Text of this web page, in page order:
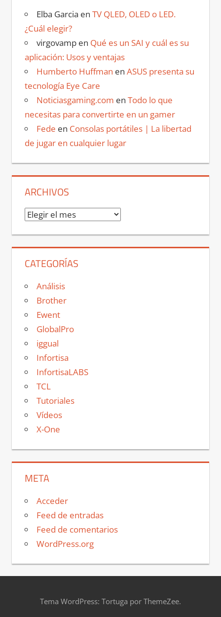
Elba Garcia en TV QLED, OLED o LED.
¿Cuál elegir?
virgovampen Qué es un SAI y cuál es su
aplicación: Usos y ventajas
Humberto Huffman en ASUS presenta su
tecnología Eye Care
Noticiasgaming.com en Todo lo que
necesitas para convertirte en un gamer
Fede en Consolas portátiles | La libertad
de jugar en cualquier lugar
ARCHIVOS
Archivos
CATEGORÍAS
Análisis
Brother
Ewent
GlobalPro
iggual
Infortisa
InfortisaLABS
TCL
Tutoriales
Vídeos
X-One
META
Acceder
Feed de entradas
Feed de comentarios
WordPress.org
Tema WordPress: Tortuga por ThemeZee.